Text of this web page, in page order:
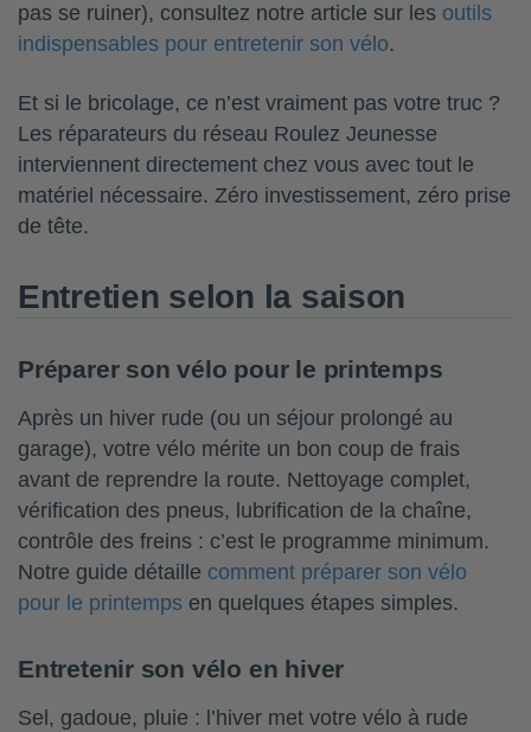
pas se ruiner), consultez notre article sur les outils
indispensables pour entretenir son vélo.
Et si le bricolage, ce n’est vraiment pas votre truc ?
Les réparateurs du réseau Roulez Jeunesse
interviennent directement chez vous avec tout le
matériel nécessaire. Zéro investissement, zéro prise
de tête.
Entretien selon la saison
Préparer son vélo pour le printemps
Après un hiver rude (ou un séjour prolongé au
garage), votre vélo mérite un bon coup de frais
avant de reprendre la route. Nettoyage complet,
vérification des pneus, lubrification de la chaîne,
contrôle des freins : c’est le programme minimum.
Notre guide détaille comment préparer son vélo
pour le printemps en quelques étapes simples.
Entretenir son vélo en hiver
Sel, gadoue, pluie : l’hiver met votre vélo à rude